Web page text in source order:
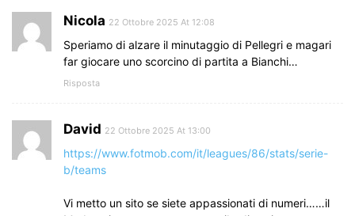
Nicola 22 Ottobre 2025 At 12:08
Speriamo di alzare il minutaggio di Pellegri e magari
far giocare uno scorcino di partita a Bianchi…
Risposta
David 22 Ottobre 2025 At 13:00
https://www.fotmob.com/it/leagues/86/stats/serie-
b/teams
Vi metto un sito se siete appassionati di numeri……il